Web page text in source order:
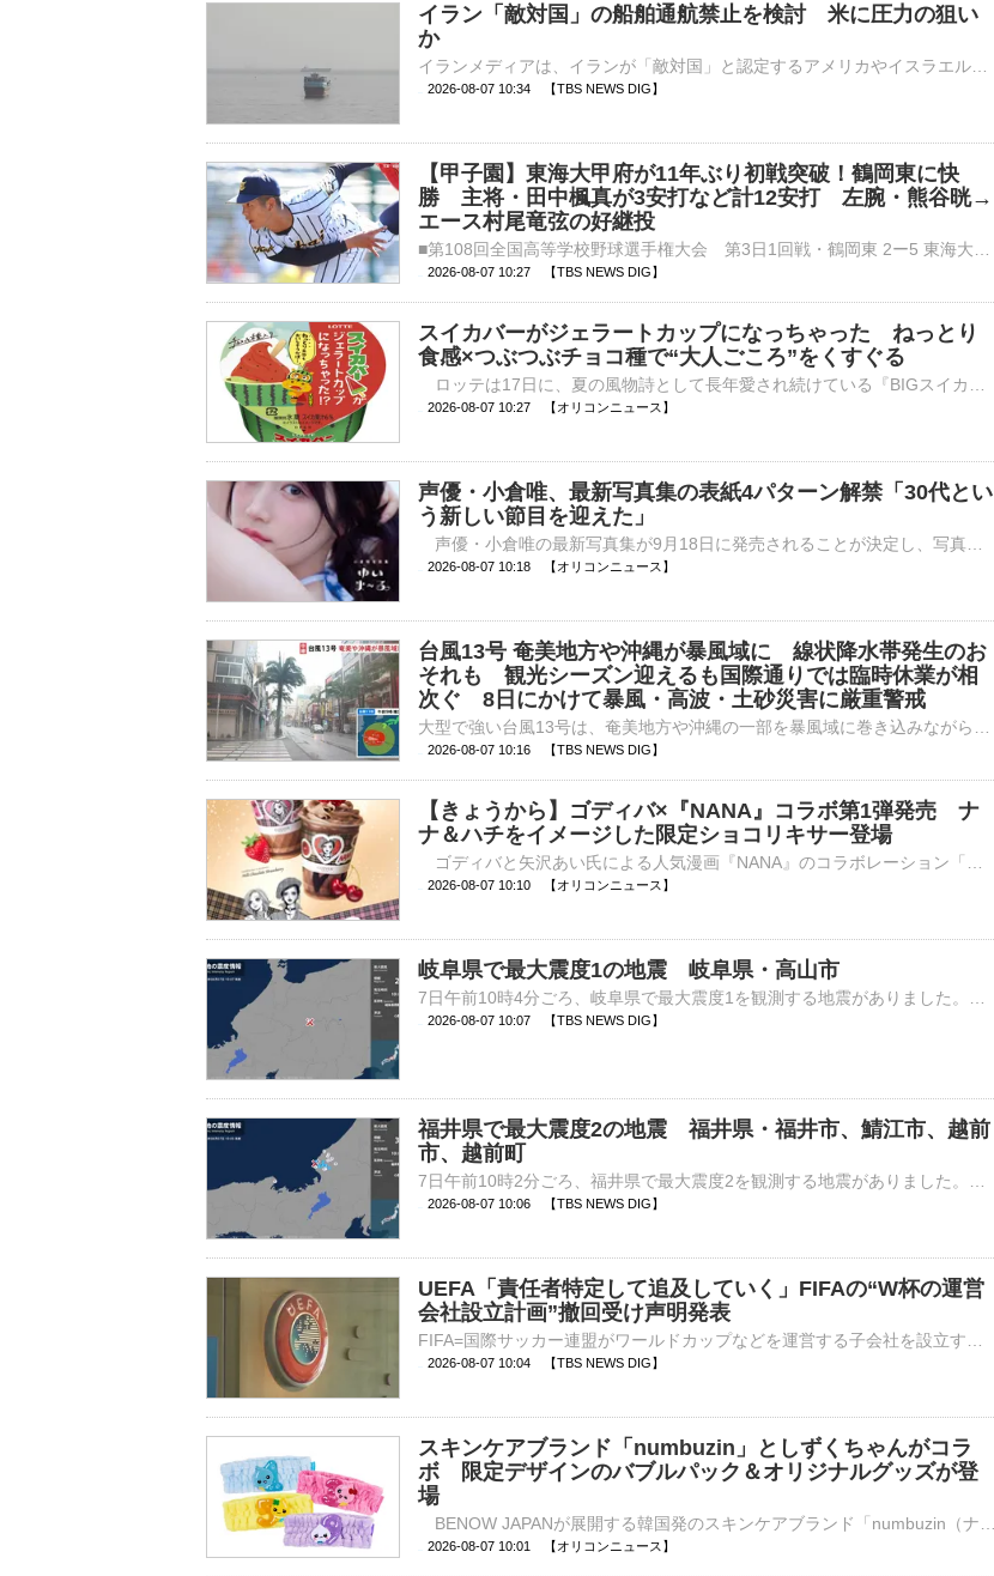
イラン「敵対国」の船舶通航禁止を検討 米に圧力の狙い
か
2026-08-07 10:34 【TBS NEWS DIG】
【甲子園】東海大甲府が11年ぶり初戦突破！鶴岡東に快
勝 主将・田中楓真が3安打など計12安打 左腕・熊谷晄→
エース村尾竜弦の好継投
2026-08-07 10:27 【TBS NEWS DIG】
スイカバーがジェラートカップになっちゃった ねっとり
食感×つぶつぶチョコ種で“大人ごころ”をくすぐる
2026-08-07 10:27 【オリコンニュース】
声優・小倉唯、最新写真集の表紙4パターン解禁「30代とい
う新しい節目を迎えた」
2026-08-07 10:18 【オリコンニュース】
台風13号 奄美地方や沖縄が暴風域に 線状降水帯発生のお
それも 観光シーズン迎えるも国際通りでは臨時休業が相
次ぐ 8日にかけて暴風・高波・土砂災害に厳重警戒
2026-08-07 10:16 【TBS NEWS DIG】
【きょうから】ゴディバ×『NANA』コラボ第1弾発売 ナ
ナ＆ハチをイメージした限定ショコリキサー登場
2026-08-07 10:10 【オリコンニュース】
岐阜県で最大震度1の地震 岐阜県・高山市
2026-08-07 10:07 【TBS NEWS DIG】
福井県で最大震度2の地震 福井県・福井市、鯖江市、越前
市、越前町
2026-08-07 10:06 【TBS NEWS DIG】
UEFA「責任者特定して追及していく」FIFAの“W杯の運営
会社設立計画”撤回受け声明発表
2026-08-07 10:04 【TBS NEWS DIG】
スキンケアブランド「numbuzin」としずくちゃんがコラ
ボ 限定デザインのバブルパック＆オリジナルグッズが登
場
2026-08-07 10:01 【オリコンニュース】